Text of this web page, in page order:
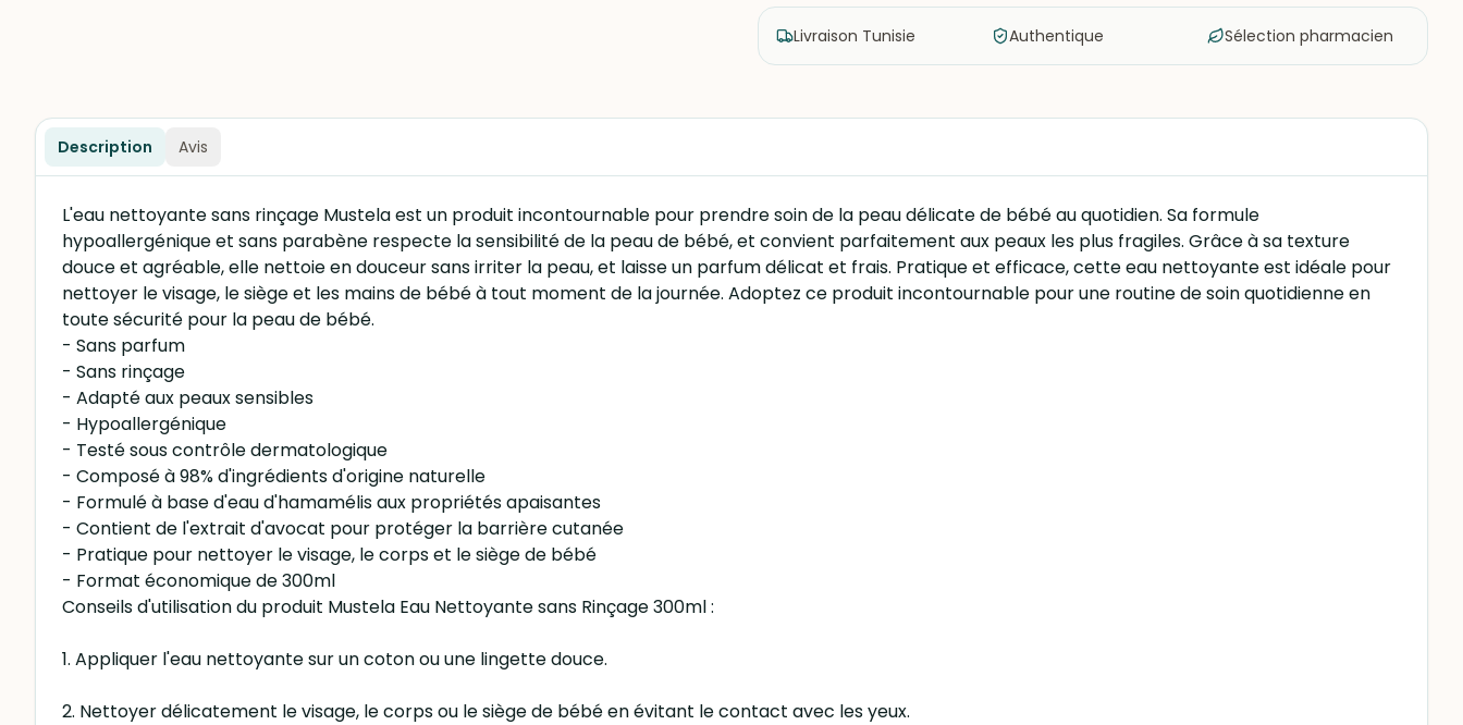
Livraison Tunisie Authentique Sélection pharmacien
Description Avis
L'eau nettoyante sans rinçage Mustela est un produit incontournable pour prendre soin de la peau délicate de bébé au quotidien. Sa formule
hypoallergénique et sans parabène respecte la sensibilité de la peau de bébé, et convient parfaitement aux peaux les plus fragiles. Grâce à sa texture
douce et agréable, elle nettoie en douceur sans irriter la peau, et laisse un parfum délicat et frais. Pratique et efficace, cette eau nettoyante est idéale pour
nettoyer le visage, le siège et les mains de bébé à tout moment de la journée. Adoptez ce produit incontournable pour une routine de soin quotidienne en
toute sécurité pour la peau de bébé.
- Sans parfum
- Sans rinçage
- Adapté aux peaux sensibles
- Hypoallergénique
- Testé sous contrôle dermatologique
- Composé à 98% d'ingrédients d'origine naturelle
- Formulé à base d'eau d'hamamélis aux propriétés apaisantes
- Contient de l'extrait d'avocat pour protéger la barrière cutanée
- Pratique pour nettoyer le visage, le corps et le siège de bébé
- Format économique de 300ml
Conseils d'utilisation du produit Mustela Eau Nettoyante sans Rinçage 300ml :
1. Appliquer l'eau nettoyante sur un coton ou une lingette douce.
2. Nettoyer délicatement le visage, le corps ou le siège de bébé en évitant le contact avec les yeux.